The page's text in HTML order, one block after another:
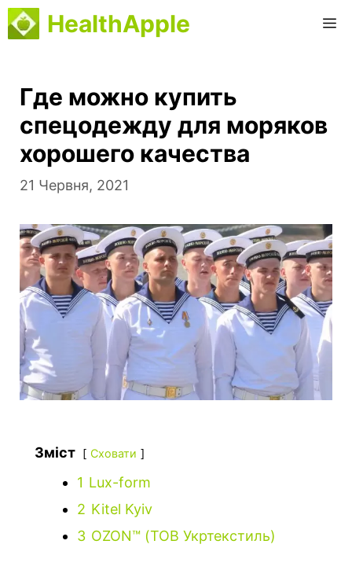
Перейти
до
HealthApple
Где можно купить
спецодежду для моряков
хорошего качества
21 Червня, 2021
Зміст Сховати
1 Lux-form
2 Kitel Kyiv
3 OZON™ (ТОВ Укртекстиль)